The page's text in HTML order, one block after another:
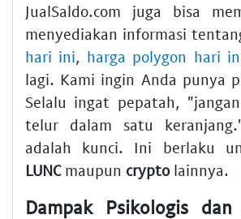
JualSaldo.com juga bisa
menyediakan informasi
hari ini
harga polygon hari
lagi. Kami ingin Anda punya
Selalu ingat pepatah,
telur dalam satu
adalah kunci. Ini berlaku
LUNCmaupun cryptolainnya.
Dampak Psikologis